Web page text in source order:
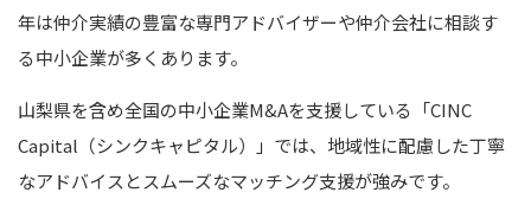
年は仲介実績の豊富な専門アドバイザーや仲介会社に相談す
る中小企業が多くあります。
山梨県を含め全国の中小企業M&Aを支援している「CINC
Capital（シンクキャピタル）」では、地域性に配慮した丁寧
なアドバイスとスムーズなマッチング支援が強みです。